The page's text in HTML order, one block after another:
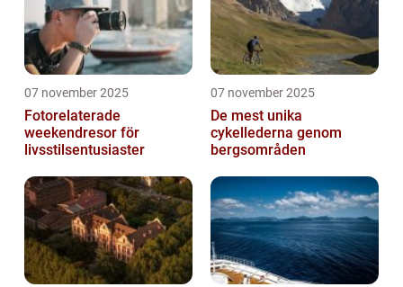
07 november 2025
Fotorelaterade
weekendresor för
livsstilsentusiaster
07 november 2025
De mest unika
cykellederna genom
bergsområden